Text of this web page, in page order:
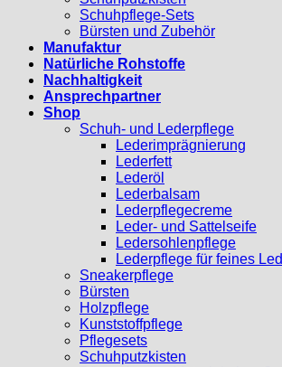
Schuhpflege-Sets
Bürsten und Zubehör
Manufaktur
Natürliche Rohstoffe
Nachhaltigkeit
Ansprechpartner
Shop
Schuh- und Lederpflege
Lederimprägnierung
Lederfett
Lederöl
Lederbalsam
Lederpflegecreme
Leder- und Sattelseife
Ledersohlenpflege
Lederpflege für feines
Sneakerpflege
Bürsten
Holzpflege
Kunststoffpflege
Pflegesets
Schuhputzkisten